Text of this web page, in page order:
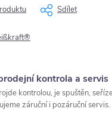
Sdílet
kontrola a servis
kontrolou, je spuštěn,
záruční i pozáruční servis.